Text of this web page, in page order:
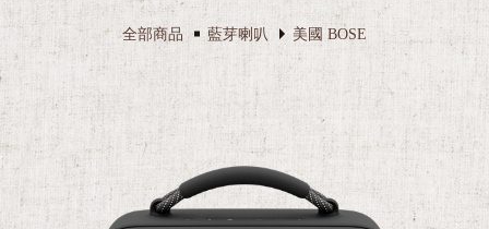
全部商品 藍芽喇叭 美國 BOSE